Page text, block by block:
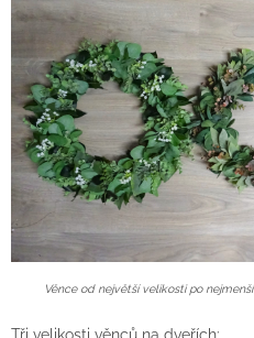
Věnce od největší velikosti po nejmenší